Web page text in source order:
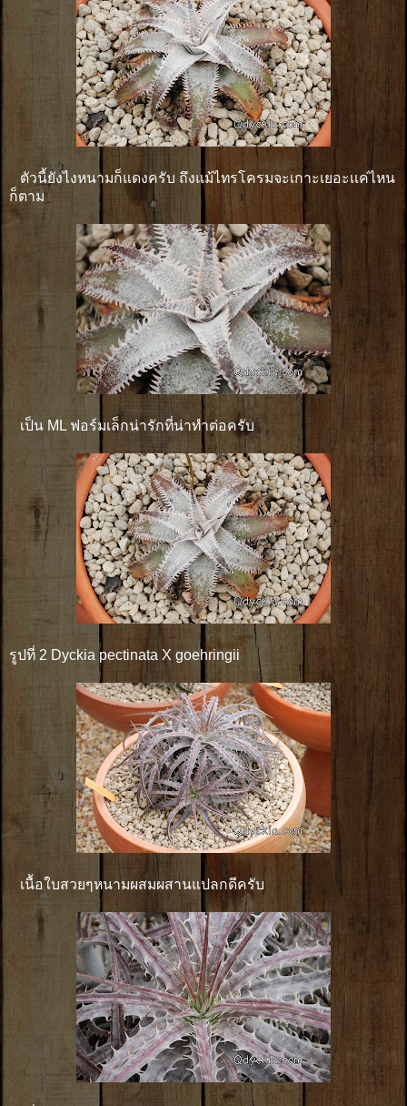
ตัวนี้ยังไงหนามก็แดงครับ ถึงแม้ไทรโครมจะเกาะเยอะเเค่ไหน
ก็ตาม
เป็น ML ฟอร์มเล็กน่ารักที่น่าทำต่อครับ
รูปที่ 2 Dyckia pectinata X goehringii
เนื้อใบสวยๆหนามผสมผสานแปลกดีครับ